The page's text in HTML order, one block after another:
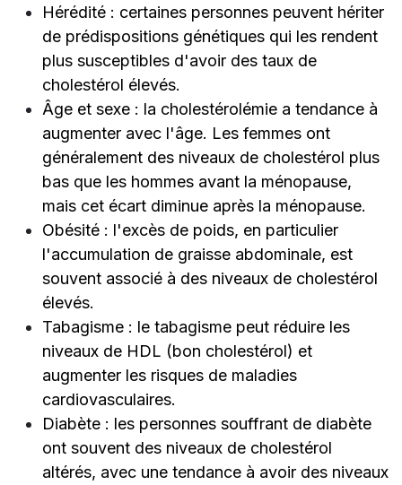
Hérédité : certaines personnes peuvent hériter
de prédispositions génétiques qui les rendent
plus susceptibles d'avoir des taux de
cholestérol élevés.
Âge et sexe : la cholestérolémie a tendance à
augmenter avec l'âge. Les femmes ont
généralement des niveaux de cholestérol plus
bas que les hommes avant la ménopause,
mais cet écart diminue après la ménopause.
Obésité : l'excès de poids, en particulier
l'accumulation de graisse abdominale, est
souvent associé à des niveaux de cholestérol
élevés.
Tabagisme : le tabagisme peut réduire les
niveaux de HDL (bon cholestérol) et
augmenter les risques de maladies
cardiovasculaires.
Diabète : les personnes souffrant de diabète
ont souvent des niveaux de cholestérol
altérés, avec une tendance à avoir des niveaux